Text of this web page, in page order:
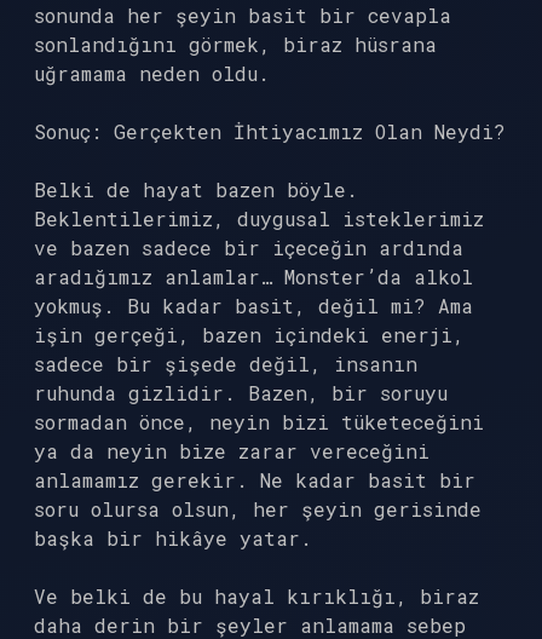
sonunda her şeyin basit bir cevapla
sonlandığını görmek, biraz hüsrana
uğramama neden oldu.
Sonuç: Gerçekten İhtiyacımız Olan Neydi?
Belki de hayat bazen böyle.
Beklentilerimiz, duygusal isteklerimiz
ve bazen sadece bir içeceğin ardında
aradığımız anlamlar… Monster’da alkol
yokmuş. Bu kadar basit, değil mi? Ama
işin gerçeği, bazen içindeki enerji,
sadece bir şişede değil, insanın
ruhunda gizlidir. Bazen, bir soruyu
sormadan önce, neyin bizi tüketeceğini
ya da neyin bize zarar vereceğini
anlamamız gerekir. Ne kadar basit bir
soru olursa olsun, her şeyin gerisinde
başka bir hikâye yatar.
Ve belki de bu hayal kırıklığı, biraz
daha derin bir şeyler anlamama sebep